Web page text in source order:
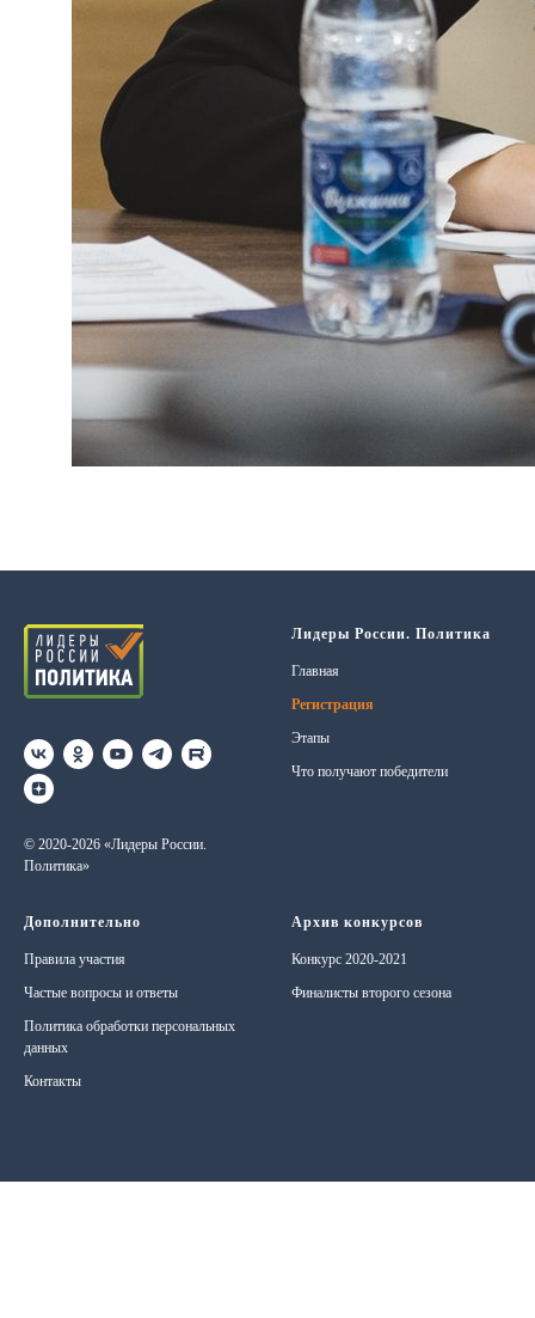
© 2020-2026 «Лидеры России.
Политика»
Лидеры России. Политика
Главная
Регистрация
Этапы
Что получают победители
Дополнительно
Правила участия
Частые вопросы и ответы
Политика обработки персональных
данных
Контакты
Архив конкурсов
Конкурс 2020-2021
Финалисты второго сезона